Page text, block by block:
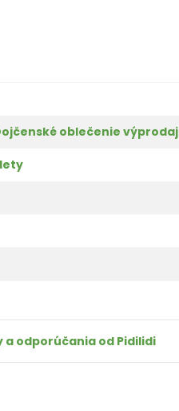
oblečenie výprodaj
a odporúčania od Pidilidi